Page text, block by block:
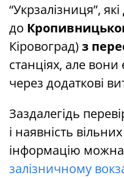
“Укрзалізниця”,
до
Кіровоград) з
станціях, але
через додаткові
Заздалегідь
і наявність
інформацію
залізничному